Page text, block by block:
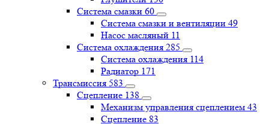
Система смазки 60
Система смазки и вентиляции 49
Насос масляный 11
Система охлаждения 285
Система охлаждения 114
Радиатор 171
Трансмиссия 583
Сцепление 138
Механизм управления сцеплением 43
Сцепление 83